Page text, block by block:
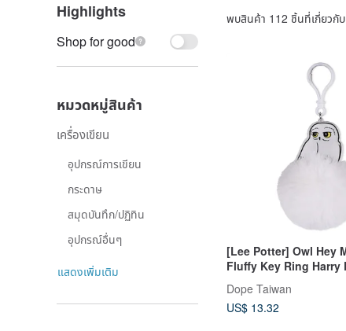
Highlights
Shop for good
หมวดหมู่สินค้า
เครื่องเขียน
อุปกรณ์การเขียน
กระดาษ
สมุดบันทึก/ปฏิทิน
อุปกรณ์อื่นๆ
แสดงเพิ่มเติม
พบสินค้า 112 ชิ้นที่เกี่ยวกับ
[Lee Potter] Owl Hey
Fluffy Key Ring Harry
Dope Taiwan
US$ 13.32